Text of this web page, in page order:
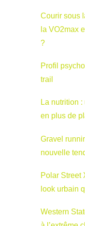
Courir sous
la VO2max
?
Profil
trail
La nutrition
en plus de
Gravel
nouvelle
Polar Street
look urbain
Western